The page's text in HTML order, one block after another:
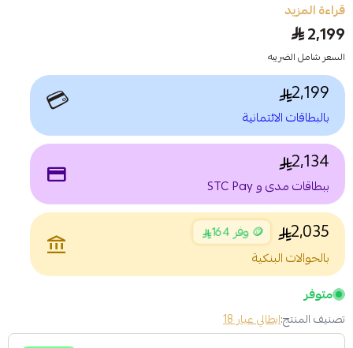
قراءة المزيد
2,199
السعر شامل الضريبه
2,199
بالبطاقات الائتمانية 💳
2,134
ببطاقات مدى و STC Pay payment
2,035 🪙 وفر 164
بالحوالات البنكية
account_balance
متوفر
تصنيف المنتج:ايطالي عيار 18